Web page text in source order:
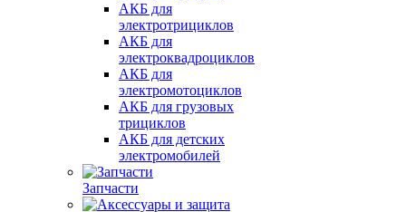
АКБ для
электротрициклов
АКБ для
электроквадроциклов
АКБ для
электромотоциклов
АКБ для грузовых
трициклов
АКБ для детских
электромобилей
Запчасти